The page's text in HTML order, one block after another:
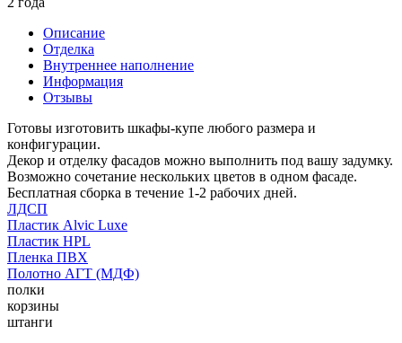
Описание
Отделка
Внутреннее наполнение
Информация
Отзывы
Готовы изготовить шкафы-купе любого размера и
конфигурации.
Декор и отделку фасадов можно выполнить под вашу задумку.
Возможно сочетание нескольких цветов в одном фасаде.
Бесплатная сборка в течение 1-2 рабочих дней.
ЛДСП
Пластик Alvic Luxe
Пластик HPL
Пленка ПВХ
Полотно АГТ (МДФ)
полки
корзины
штанги